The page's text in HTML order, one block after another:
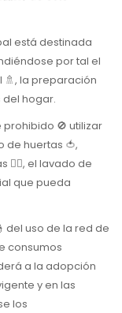
está destinada
por tal el
🚿, la preparación
hogar.
🚫 utilizar
huertas 🍅,
🏊‍♀️, el lavado de
que pueda
del uso de la red de
consumos
a la adopción
y en las
los